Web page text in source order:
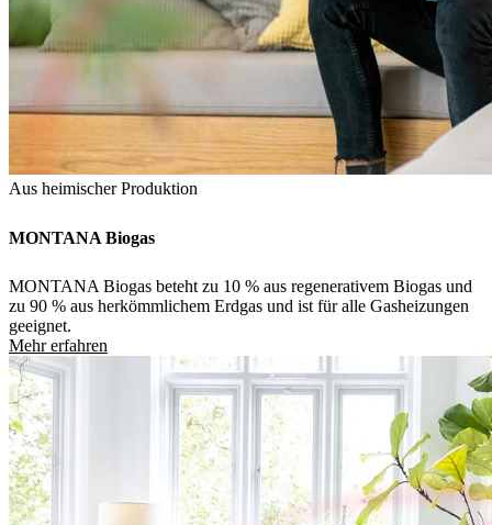
Aus heimischer Produktion
MONTANA Biogas
MONTANA Biogas beteht zu 10 % aus regenerativem Biogas und
zu 90 % aus herkömmlichem Erdgas und ist für alle Gasheizungen
geeignet.
Mehr erfahren